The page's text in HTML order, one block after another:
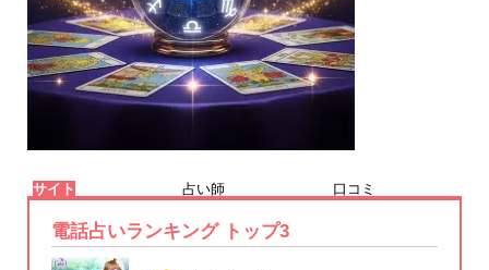
サイト 占い師 口コミ
電話占いランキング トップ3